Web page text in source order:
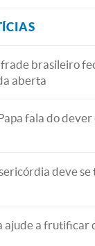
frade brasileiro
aberta
fala do
deve
ajude a frutificar